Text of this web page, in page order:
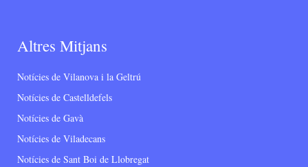
Altres Mitjans
Notícies de Vilanova i la Geltrú
Notícies de Castelldefels
Notícies de Gavà
Notícies de Viladecans
Notícies de Sant Boi de Llobregat